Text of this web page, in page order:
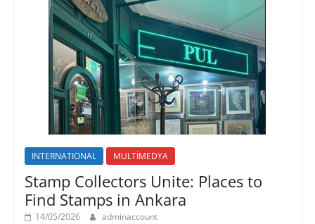
INTERNATIONAL MULTİMEDYA
Stamp Collectors Unite: Places to
Find Stamps in Ankara
14/05/2026 adminaccount